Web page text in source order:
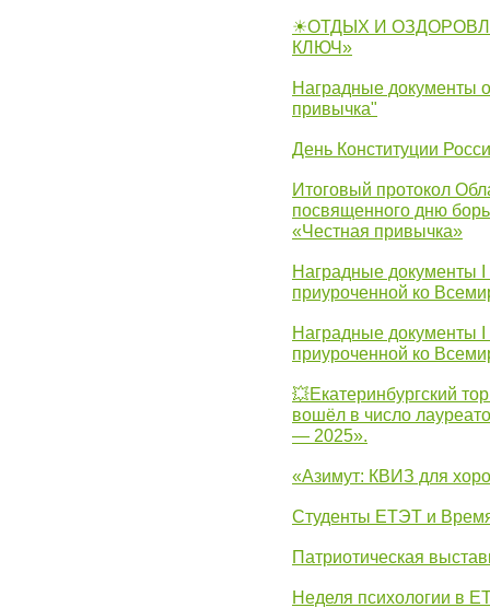
☀ОТДЫХ И
КЛЮЧ»
Наградные документы
привычка"
День Конституции
Итоговый протокол
посвященного дню
«Честная привычка»
Наградные документы
приуроченной ко
Наградные документы
приуроченной ко
💥Екатеринбургский
вошёл в число
— 2025».
«Азимут: КВИЗ для
Студенты ЕТЭТ и
Патриотическая
Неделя психологии в